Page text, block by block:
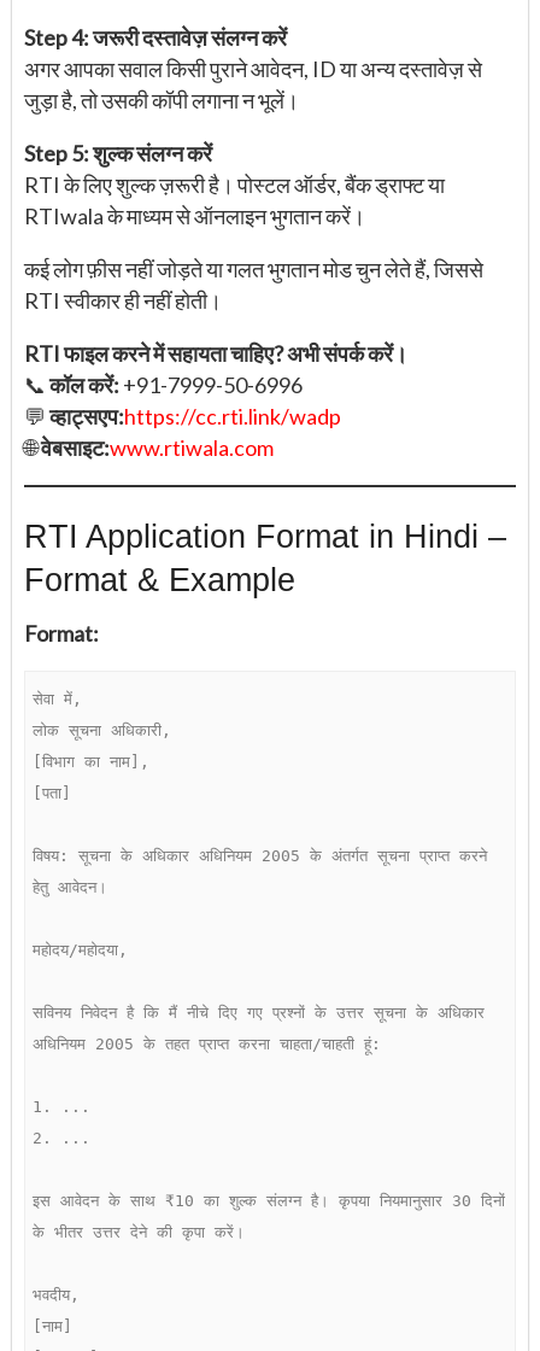
Step 4: जरूरी दस्तावेज़ संलग्न करें
अगर आपका सवाल किसी पुराने आवेदन, ID या अन्य दस्तावेज़ से
जुड़ा है, तो उसकी कॉपी लगाना न भूलें।
Step 5: शुल्क संलग्न करें
RTI के लिए शुल्क ज़रूरी है। पोस्टल ऑर्डर, बैंक ड्राफ्ट या
RTIwala के माध्यम से ऑनलाइन भुगतान करें।
कई लोग फ़ीस नहीं जोड़ते या गलत भुगतान मोड चुन लेते हैं, जिससे
RTI स्वीकार ही नहीं होती।
RTI फाइल करने में सहायता चाहिए? अभी संपर्क करें।
📞कॉल करें: +91-7999-50-6996
💬व्हाट्सएप:https://cc.rti.link/wadp
🌐वेबसाइट:www.rtiwala.com
RTI Application Format in Hindi –
Format & Example
Format:
सेवा में,
लोक सूचना अधिकारी,
[विभाग का नाम],
[पता]
विषय: सूचना के अधिकार अधिनियम 2005 के अंतर्गत सूचना प्राप्त करने
हेतु आवेदन।
महोदय/महोदया,
सविनय निवेदन है कि मैं नीचे दिए गए प्रश्नों के उत्तर सूचना के अधिकार
अधिनियम 2005 के तहत प्राप्त करना चाहता/चाहती हूं:
1. ...
2. ...
इस आवेदन के साथ ₹10 का शुल्क संलग्न है। कृपया नियमानुसार 30 दिनों
के भीतर उत्तर देने की कृपा करें।
भवदीय,
[नाम]